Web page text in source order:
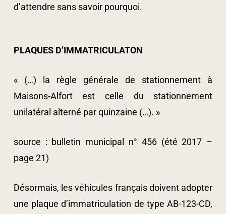
d’attendre sans savoir pourquoi.
PLAQUES D’IMMATRICULATON
« (…) la règle générale de stationnement à
Maisons-Alfort est celle du stationnement
unilatéral alterné par quinzaine (…). »
source : bulletin municipal n° 456 (été 2017 –
page 21)
Désormais, les véhicules français doivent adopter
une plaque d’immatriculation de type AB-123-CD,